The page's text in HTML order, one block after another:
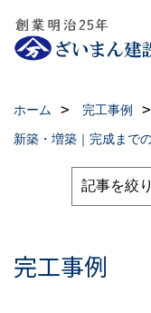
ホーム
完工事例
新築・増築｜完成まで
完工事例